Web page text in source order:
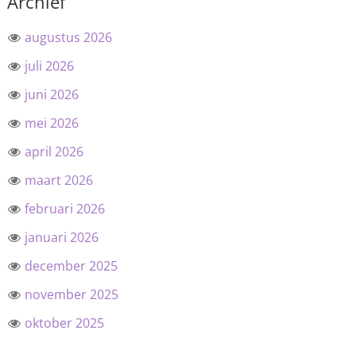
augustus 2026
juli 2026
juni 2026
mei 2026
april 2026
maart 2026
februari 2026
januari 2026
december 2025
november 2025
oktober 2025